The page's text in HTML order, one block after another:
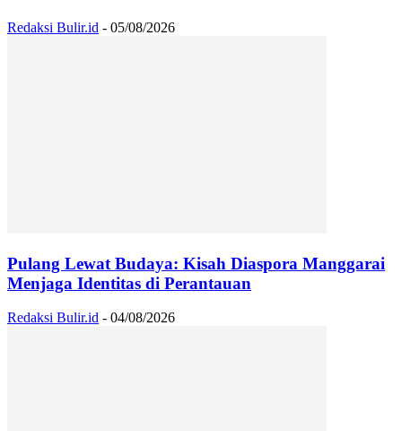
Redaksi Bulir.id - 05/08/2026
Pulang Lewat Budaya: Kisah Diaspora Manggarai
Menjaga Identitas di Perantauan
Redaksi Bulir.id - 04/08/2026